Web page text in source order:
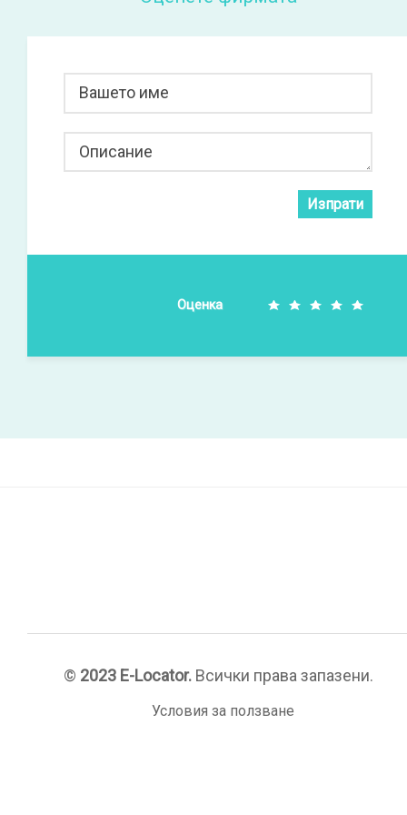
Вашето име
Описание
Изпрати
Оценка
© 2023 E-Locator.Всички права запазени.
Условия за ползване